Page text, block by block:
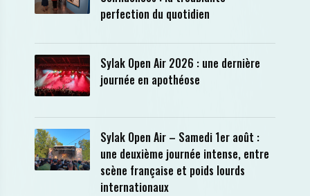
perfection du quotidien
Sylak Open Air 2026 : une dernière
journée en apothéose
Sylak Open Air – Samedi 1er août :
une deuxième journée intense, entre
scène française et poids lourds
internationaux